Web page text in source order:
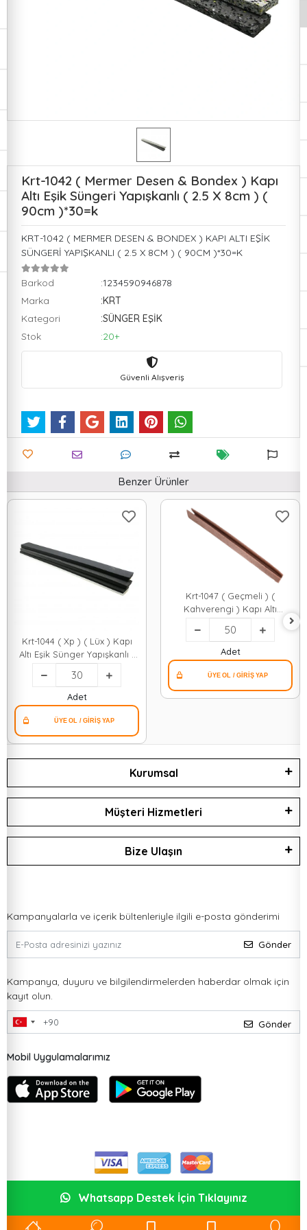
Krt-1042 ( Mermer Desen & Bondex ) Kapı
Altı Eşik Süngeri Yapışkanlı ( 2.5 X 8cm ) (
90cm )*30=k
KRT-1042 ( MERMER DESEN & BONDEX ) KAPI ALTI EŞİK
SÜNGERİ YAPIŞKANLI ( 2.5 X 8CM ) ( 90CM )*30=K
Barkod
:1234590946878
Marka
:KRT
Kategori
:SÜNGER EŞİK
Stok
:20+
Güvenli Alışveriş
Benzer Ürünler
Krt-1044 ( Xp ) ( Lüx ) Kapı
Altı Eşik Sünger Yapışkanlı (
2.5 X 8cm ) ( 90cm ) (
Ezilmez & Kırılmaz )*30=k
Adet
Krt-1047 ( Geçmeli ) (
Kahverengi ) Kapı Altı
Takılan Bantsız ( Eşik ) (
Köpük ) ( U40 ) ( 90cm ) (
Bandı )*50=k
Adet
Kurumsal
Müşteri Hizmetleri
Bize Ulaşın
Kampanyalarla ve içerik bültenleriyle ilgili e-posta gönderimi
Gönder
Kampanya, duyuru ve bilgilendirmelerden haberdar olmak için
kayıt olun.
Gönder
Mobil Uygulamalarımız
Whatsapp Destek İçin Tıklayınız